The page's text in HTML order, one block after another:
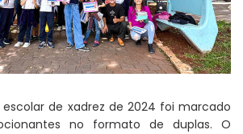
de xadrez de 2024 foi marcado
no formato de duplas. O